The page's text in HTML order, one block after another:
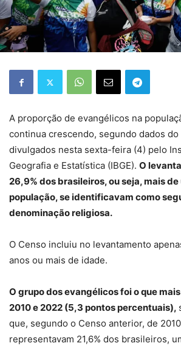
A proporção de evangélicos na
continua crescendo, segundo dados do
divulgados nesta sexta-feira (4) pelo
Geografia e Estatística (IBGE). O
26,9% dos brasileiros, ou seja, mais
população, se identificavam como
denominação religiosa.
O Censo incluiu no levantamento
anos ou mais de idade.
O grupo dos evangélicos foi o que
2010 e 2022 (5,3 pontos percentuais),
que, segundo o Censo anterior, de
representavam 21,6% dos brasileiros,